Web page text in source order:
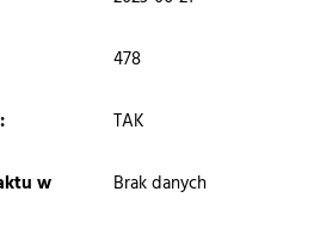
478
TAK
w
Brak danych